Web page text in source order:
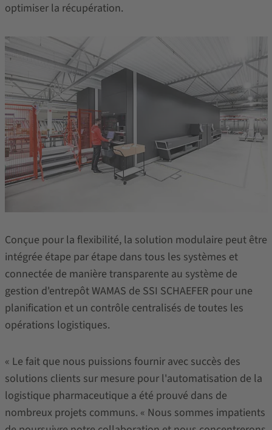
optimiser la récupération.
Conçue pour la flexibilité, la solution modulaire peut être
intégrée étape par étape dans tous les systèmes et
connectée de manière transparente au système de
gestion d'entrepôt WAMAS de SSI SCHAEFER pour une
planification et un contrôle centralisés de toutes les
opérations logistiques.
« Le fait que nous puissions fournir avec succès des
solutions clients sur mesure pour l'automatisation de la
logistique pharmaceutique a été prouvé dans de
nombreux projets communs. « Nous sommes impatients